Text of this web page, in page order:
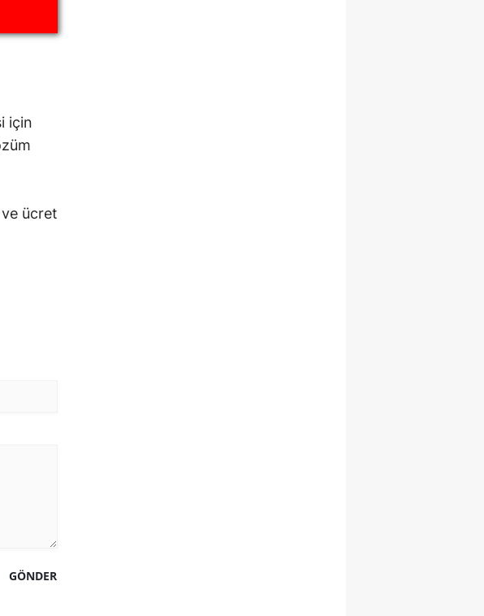
için
ücret
GÖNDER